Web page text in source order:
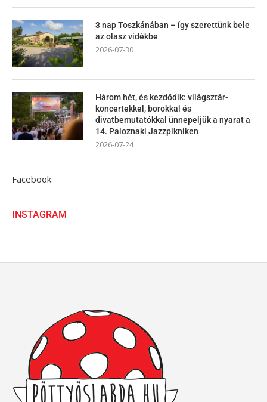
3 nap Toszkánában – így szerettünk bele
az olasz vidékbe
2026-07-30
Három hét, és kezdődik: világsztár-
koncertekkel, borokkal és
divatbemutatókkal ünnepeljük a nyarat a
14. Paloznaki Jazzpikniken
2026-07-24
Facebook
INSTAGRAM